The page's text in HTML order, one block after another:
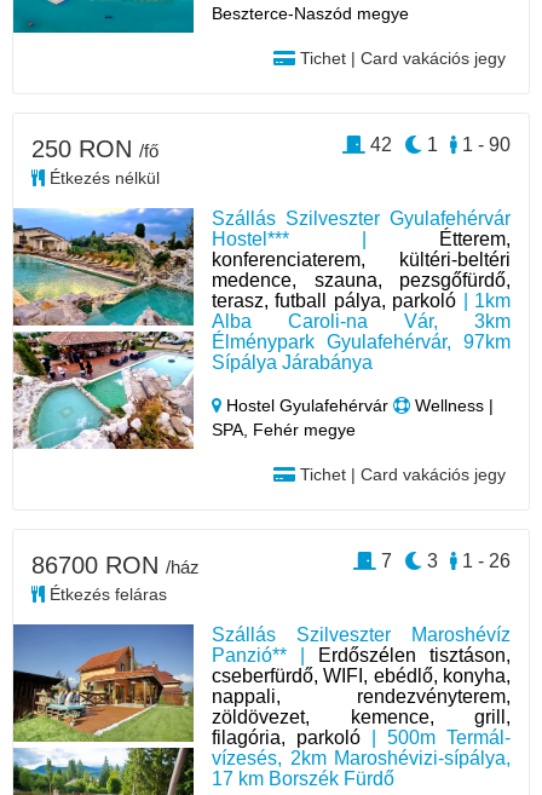
Beszterce-Naszód megye
Tichet | Card vakációs jegy
Szállás Szilveszter Gyulafehérvár
Hostel*** |
Étterem,
konferenciaterem, kültéri-beltéri
medence, szauna, pezsgőfürdő,
terasz, futball pálya, parkoló | 1km
Alba Caroli-na Vár, 3km
Élménypark Gyulafehérvár, 97km
Sípálya Járabánya
Hostel Gyulafehérvár
Wellness |
SPA, Fehér megye
Tichet | Card vakációs jegy
250 RON /fő
Étkezés nélkül
1 - 90
1
42
Szállás Szilveszter Maroshévíz
Panzió** |
Erdőszélen tisztáson,
cseberfürdő, WIFI, ebédlő, konyha,
nappali, rendezvényterem,
zöldövezet, kemence, grill,
filagória, parkoló | 500m Termál-
vízesés, 2km Maroshévizi-sípálya,
17 km Borszék Fürdő
86700 RON /ház
Étkezés feláras
1 - 26
3
7